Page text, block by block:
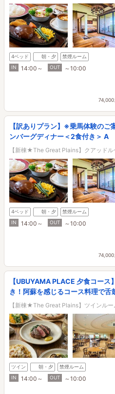
4ベッド 朝・夕
禁煙ルーム
IN
14:00～ OUT ～10:00
74,000
【訳ありプラン】※乗馬体験の
ンバーグディナー＜2食付き＞ A
【新棟★The Great Plains】クアッドル
4ベッド 朝・夕
禁煙ルーム
IN
14:00～ OUT ～10:00
74,000
【UBUYAMA PLACE 夕食コー
き！阿蘇を感じるコース料理で舌
【新棟★The Great Plains】ツインルー
ツイン 朝・夕
禁煙ルーム
IN
14:00～ OUT ～10:00